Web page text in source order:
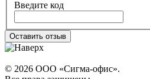
Введите код
Оставить отзыв
© 2026 ООО «Сигма-офис».